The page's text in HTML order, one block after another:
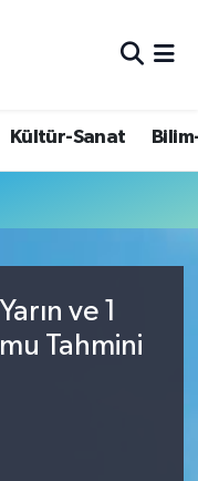
Kültür-Sanat
ve 1
Tahmini